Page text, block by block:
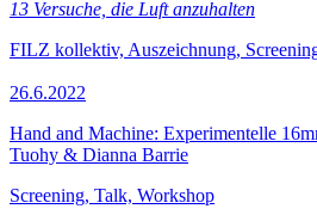
13 Versuche, die Luft anzuhalten
FILZ kollektiv, Auszeichnung,
26.6.2022
Hand and Machine: Experimentelle
Tuohy & Dianna Barrie
Screening, Talk, Workshop